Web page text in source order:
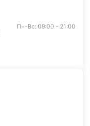
Пн-Вс: 09:00 - 21:00